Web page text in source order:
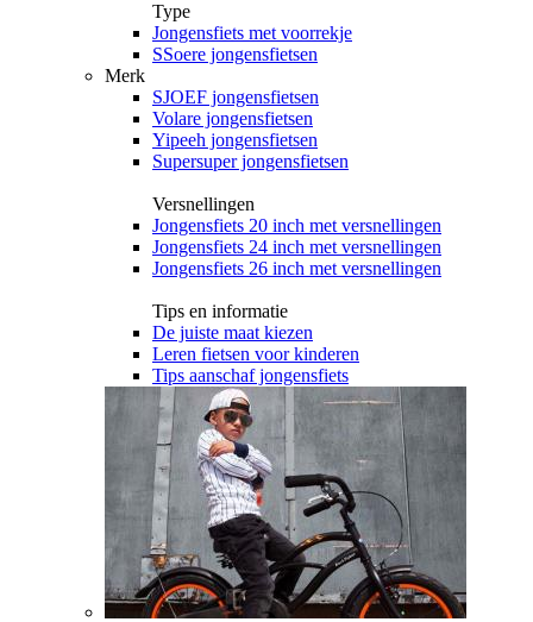
Type
Jongensfiets met voorrekje
SSoere jongensfietsen
Merk
SJOEF jongensfietsen
Volare jongensfietsen
Yipeeh jongensfietsen
Supersuper jongensfietsen
Versnellingen
Jongensfiets 20 inch met versnellingen
Jongensfiets 24 inch met versnellingen
Jongensfiets 26 inch met versnellingen
Tips en informatie
De juiste maat kiezen
Leren fietsen voor kinderen
Tips aanschaf jongensfiets